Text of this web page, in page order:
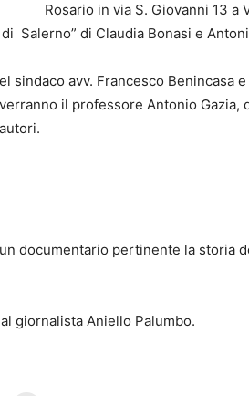
Rosario in via S. Giovanni 13 a
Salerno” di Claudia Bonasi e
sindaco avv. Francesco Benincasa
il professore Antonio Gazia,
documentario pertinente la storia
giornalista Aniello Palumbo.